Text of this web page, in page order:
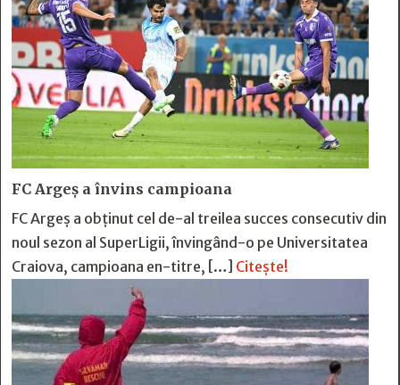
FC Argeş a învins campioana
FC Argeş a obţinut cel de-al treilea succes consecutiv din
noul sezon al SuperLigii, învingând-o pe Universitatea
Craiova, campioana en-titre, […] Citește!